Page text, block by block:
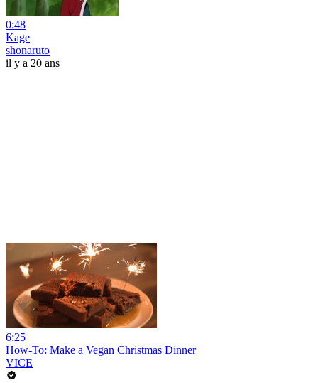
0:48
Kage
shonaruto
il y a 20 ans
6:25
How-To: Make a Vegan Christmas Dinner
VICE